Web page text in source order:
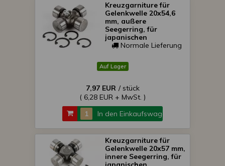
Kreuzgarniture für
Gelenkwelle 20x54,6
mm, außere
Seegerring, für
japanischen
Kleintraktoren,
Normale Lieferung
Auf Lager
7,97 EUR / stück
( 6,28 EUR + MwSt. )
In den Einkaufswagen
Kreuzgarniture für
Gelenkwelle 20x57 mm,
innere Seegerring, für